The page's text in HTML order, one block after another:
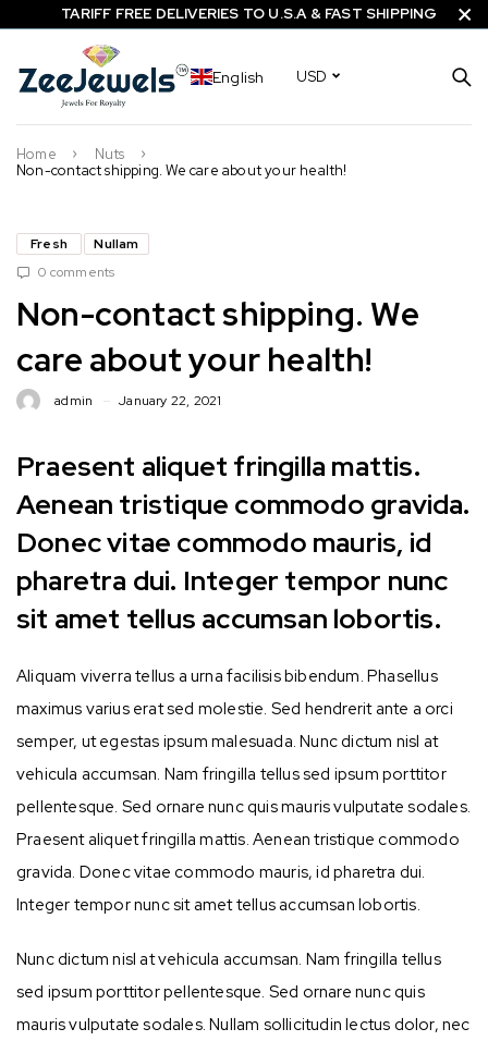
TARIFF FREE DELIVERIES TO U.S.A & FAST SHIPPING
English USD
Home
Nuts
Non-contact shipping. We care about your health!
Fresh
Nullam
0 comments
Non-contact shipping. We
care about your health!
admin January 22, 2021
Praesent aliquet fringilla mattis.
Aenean tristique commodo gravida.
Donec vitae commodo mauris, id
pharetra dui. Integer tempor nunc
sit amet tellus accumsan lobortis.
Aliquam viverra tellus a urna facilisis bibendum. Phasellus
maximus varius erat sed molestie. Sed hendrerit ante a orci
semper, ut egestas ipsum malesuada. Nunc dictum nisl at
vehicula accumsan. Nam fringilla tellus sed ipsum porttitor
pellentesque. Sed ornare nunc quis mauris vulputate sodales.
Praesent aliquet fringilla mattis. Aenean tristique commodo
gravida. Donec vitae commodo mauris, id pharetra dui.
Integer tempor nunc sit amet tellus accumsan lobortis.
Nunc dictum nisl at vehicula accumsan. Nam fringilla tellus
sed ipsum porttitor pellentesque. Sed ornare nunc quis
mauris vulputate sodales. Nullam sollicitudin lectus dolor, nec